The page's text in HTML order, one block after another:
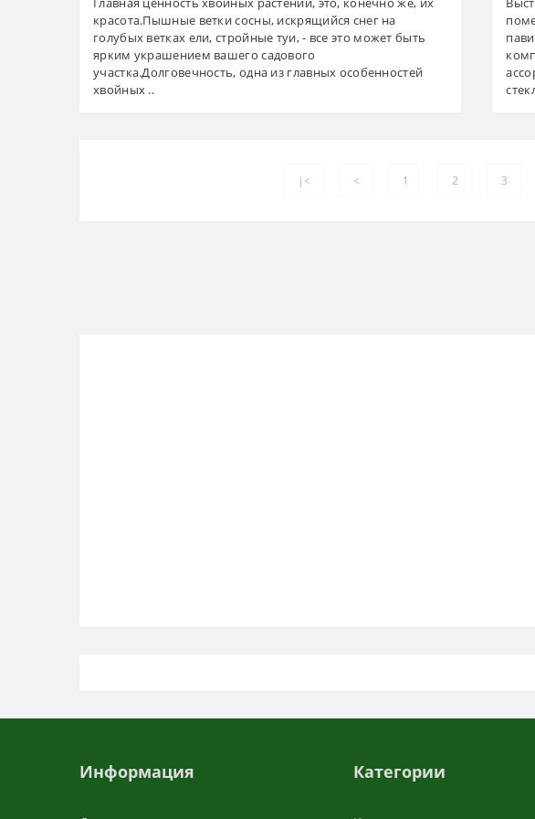
красота.Пышные ветки сосны, искрящийся снег на
голубых ветках ели, стройные туи, - все это может быть
ярким украшением вашего садового
участка.Долговечность, одна из главных особенностей
хвойных ..
|< < 1 2 3
Информация Категории